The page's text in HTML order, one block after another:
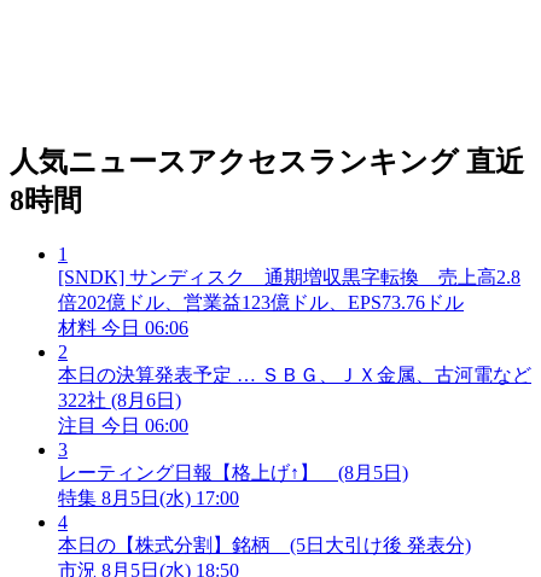
人気ニュースアクセスランキング 直近
8時間
1
[SNDK] サンディスク 通期増収黒字転換 売上高2.8
倍202億ドル、営業益123億ドル、EPS73.76ドル
材料 今日 06:06
2
本日の決算発表予定 … ＳＢＧ、ＪＸ金属、古河電など
322社 (8月6日)
注目 今日 06:00
3
レーティング日報【格上げ↑】 (8月5日)
特集 8月5日(水) 17:00
4
本日の【株式分割】銘柄 (5日大引け後 発表分)
市況 8月5日(水) 18:50